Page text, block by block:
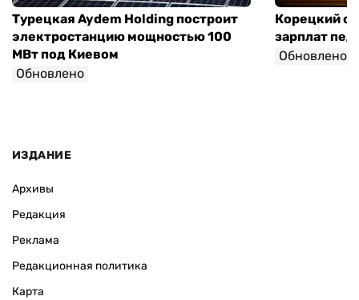
Турецкая Aydem Holding построит
электростанцию мощностью 100
МВт под Киевом
Обновлено
Корецкий
зарплат
Обновлено
ИЗДАНИЕ
Архивы
Редакция
Реклама
Редакционная политика
Карта